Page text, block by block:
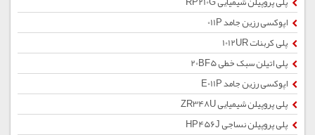
اپوکسی رزین جامد 011P
پلی کربنات 1012UR
پلی اتیلن سبک خطی 20BF5
اپوکسی رزین جامد E011P
پلی پروپیلن شیمیایی ZR348U
پلی پروپیلن نساجی HP456J